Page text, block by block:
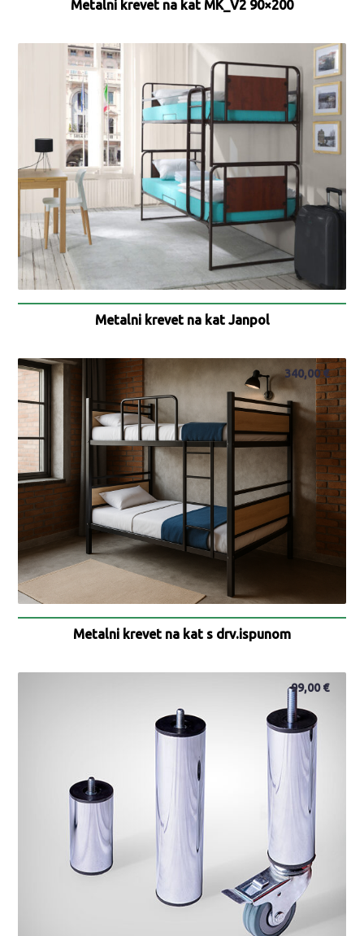
Metalni krevet na kat MK_V2 90×200
Metalni krevet na kat Janpol
Metalni krevet na kat s drv.ispunom
340,00€
99,00€